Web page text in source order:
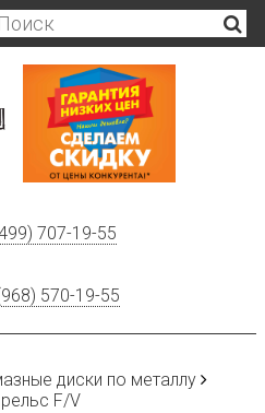
707-19-55
570-19-55
диски по металлу
F/V